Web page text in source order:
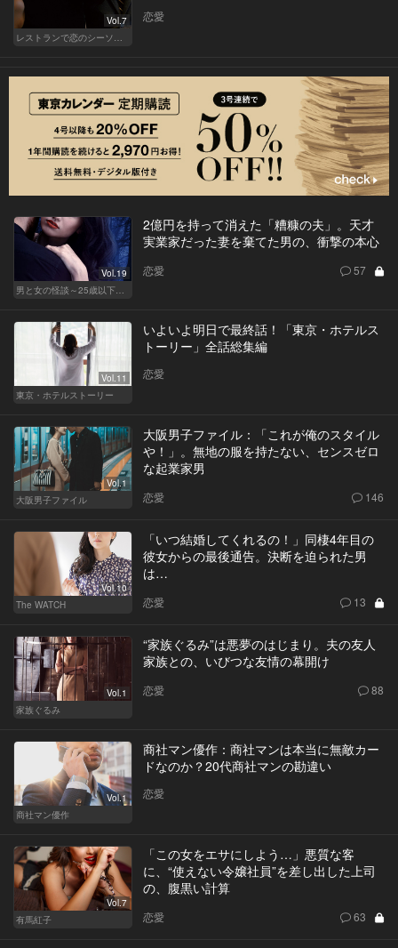
Vol.7
レストランで恋のシーソーゲーム（WOMAN）
恋愛
Vol.19
男と女の怪談～25歳以下閲覧禁止～
2億円を持って消えた「糟糠の夫」。天才
実業家だった妻を棄てた男の、衝撃の本心
恋愛 57
Vol.11
東京・ホテルストーリー
いよいよ明日で最終話！「東京・ホテルス
トーリー」全話総集編
恋愛
Vol.1
大阪男子ファイル
大阪男子ファイル：「これが俺のスタイル
や！」。無地の服を持たない、センスゼロ
な起業家男
恋愛 146
Vol.10
The WATCH
「いつ結婚してくれるの！」同棲4年目の
彼女からの最後通告。決断を迫られた男
は…
恋愛 13
Vol.1
家族ぐるみ
“家族ぐるみ”は悪夢のはじまり。夫の友人
家族との、いびつな友情の幕開け
恋愛 88
Vol.1
商社マン優作
商社マン優作：商社マンは本当に無敵カー
ドなのか？20代商社マンの勘違い
恋愛
Vol.7
有馬紅子
「この女をエサにしよう…」悪質な客
に、“使えない令嬢社員”を差し出した上司
の、腹黒い計算
恋愛 63